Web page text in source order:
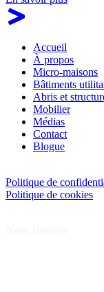
Accueil
À propos
Micro-maisons
Bâtiments
Abris et
Mobilier
Médias
Contact
Blogue
Politique de
Politique de cookies